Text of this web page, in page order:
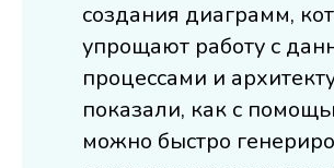
создания диаграмм,
упрощают работу с
процессами и
показали, как с
можно быстро